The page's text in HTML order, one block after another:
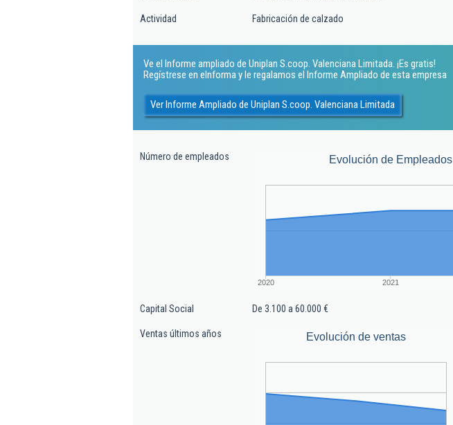
Actividad Fabricación de calzado
Ve el Informe ampliado de Uniplan S.coop. Valenciana Limitada. ¡Es gratis!
Regístrese en eInforma y le regalamos el Informe Ampliado de esta empresa
Ver Informe Ampliado de Uniplan S.coop. Valenciana Limitada
Número de empleados Evolución de Empleados
2020 2021
Capital Social De 3.100 a 60.000 €
Ventas últimos años Evolución de ventas